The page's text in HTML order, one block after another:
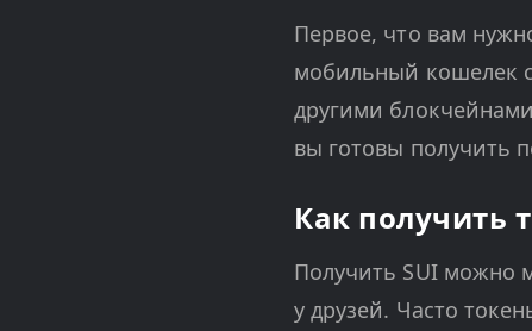
Первое, что вам
мобильный кошелек
другими
вы готовы получить
Как получить
Получить SUI можно
у друзей. Часто